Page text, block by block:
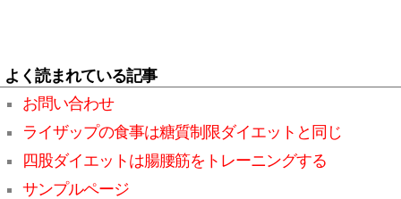
よく読まれている記事
お問い合わせ
ライザップの食事は糖質制限ダイエットと同じ
四股ダイエットは腸腰筋をトレーニングする
サンプルページ